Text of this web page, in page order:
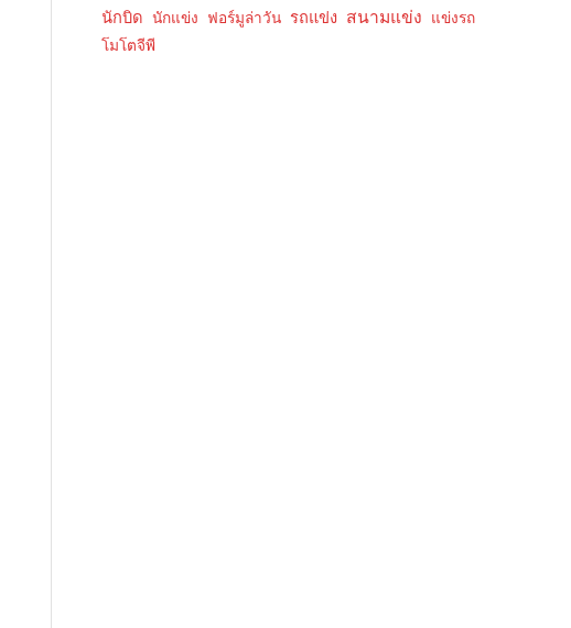
นักบิด นักแข่ง ฟอร์มูล่าวัน รถแข่ง สนามแข่ง แข่งรถ
โมโตจีพี